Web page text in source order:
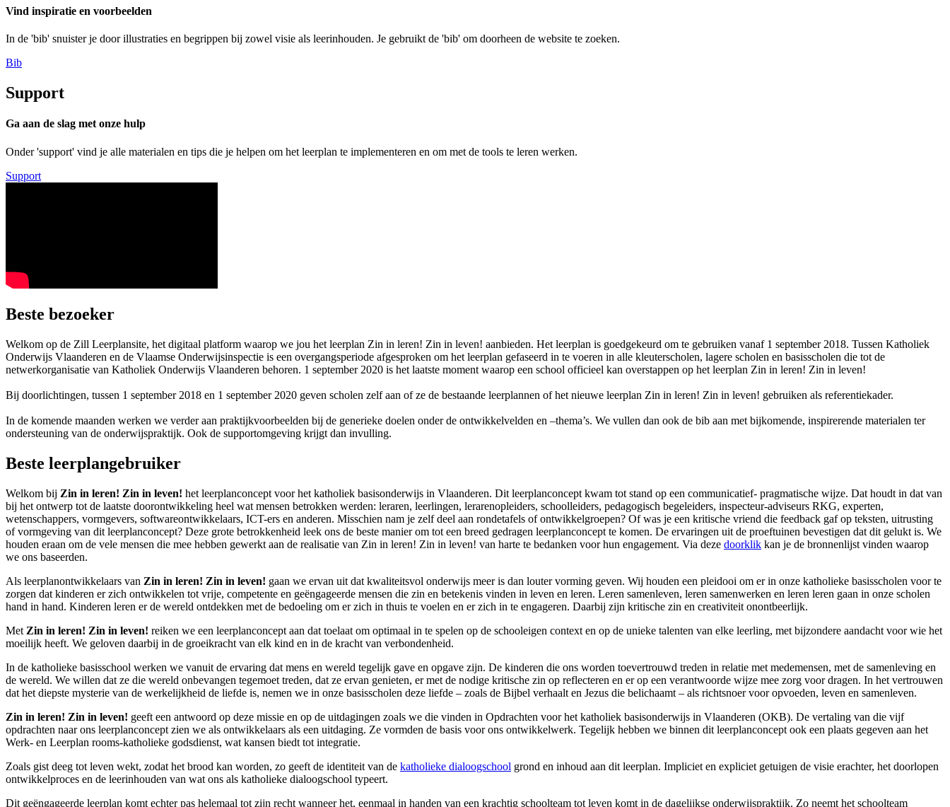
Vind inspiratie en voorbeelden
In de 'bib' snuister je door illustraties en begrippen bij zowel visie als leerinhouden. Je gebruikt de 'bib' om doorheen de website te zoeken.
Bib
Support
Ga aan de slag met onze hulp
Onder 'support' vind je alle materialen en tips die je helpen om het leerplan te implementeren en om met de tools te leren werken.
Support
Beste bezoeker
Welkom op de Zill Leerplansite, het digitaal platform waarop we jou het leerplan Zin in leren! Zin in leven! aanbieden. Het leerplan is goedgekeurd om te gebruiken vanaf 1 september 2018. Tussen Katholiek
Onderwijs Vlaanderen en de Vlaamse Onderwijsinspectie is een overgangsperiode afgesproken om het leerplan gefaseerd in te voeren in alle kleuterscholen, lagere scholen en basisscholen die tot de
netwerkorganisatie van Katholiek Onderwijs Vlaanderen behoren. 1 september 2020 is het laatste moment waarop een school officieel kan overstappen op het leerplan Zin in leren! Zin in leven!
Bij doorlichtingen, tussen 1 september 2018 en 1 september 2020 geven scholen zelf aan of ze de bestaande leerplannen of het nieuwe leerplan Zin in leren! Zin in leven! gebruiken als referentiekader.
In de komende maanden werken we verder aan praktijkvoorbeelden bij de generieke doelen onder de ontwikkelvelden en –thema’s. We vullen dan ook de bib aan met bijkomende, inspirerende materialen ter
ondersteuning van de onderwijspraktijk. Ook de supportomgeving krijgt dan invulling.
Beste leerplangebruiker
Welkom bij Zin in leren! Zin in leven! het leerplanconcept voor het katholiek basisonderwijs in Vlaanderen. Dit leerplanconcept kwam tot stand op een communicatief- pragmatische wijze. Dat houdt in dat van
bij het ontwerp tot de laatste doorontwikkeling heel wat mensen betrokken werden: leraren, leerlingen, lerarenopleiders, schoolleiders, pedagogisch begeleiders, inspecteur-adviseurs RKG, experten,
wetenschappers, vormgevers, softwareontwikkelaars, ICT-ers en anderen. Misschien nam je zelf deel aan rondetafels of ontwikkelgroepen? Of was je een kritische vriend die feedback gaf op teksten, uitrusting
of vormgeving van dit leerplanconcept? Deze grote betrokkenheid leek ons de beste manier om tot een breed gedragen leerplanconcept te komen. De ervaringen uit de proeftuinen bevestigen dat dit gelukt is. We
houden eraan om de vele mensen die mee hebben gewerkt aan de realisatie van Zin in leren! Zin in leven! van harte te bedanken voor hun engagement. Via deze doorklik kan je de bronnenlijst vinden waarop
we ons baseerden.
Als leerplanontwikkelaars van Zin in leren! Zin in leven! gaan we ervan uit dat kwaliteitsvol onderwijs meer is dan louter vorming geven. Wij houden een pleidooi om er in onze katholieke basisscholen voor te
zorgen dat kinderen er zich ontwikkelen tot vrije, competente en geëngageerde mensen die zin en betekenis vinden in leven en leren. Leren samenleven, leren samenwerken en leren leren gaan in onze scholen
hand in hand. Kinderen leren er de wereld ontdekken met de bedoeling om er zich in thuis te voelen en er zich in te engageren. Daarbij zijn kritische zin en creativiteit onontbeerlijk.
Met Zin in leren! Zin in leven! reiken we een leerplanconcept aan dat toelaat om optimaal in te spelen op de schooleigen context en op de unieke talenten van elke leerling, met bijzondere aandacht voor wie het
moeilijk heeft. We geloven daarbij in de groeikracht van elk kind en in de kracht van verbondenheid.
In de katholieke basisschool werken we vanuit de ervaring dat mens en wereld tegelijk gave en opgave zijn. De kinderen die ons worden toevertrouwd treden in relatie met medemensen, met de samenleving en
de wereld. We willen dat ze die wereld onbevangen tegemoet treden, dat ze ervan genieten, er met de nodige kritische zin op reflecteren en er op een verantwoorde wijze mee zorg voor dragen. In het vertrouwen
dat het diepste mysterie van de werkelijkheid de liefde is, nemen we in onze basisscholen deze liefde – zoals de Bijbel verhaalt en Jezus die belichaamt – als richtsnoer voor opvoeden, leven en samenleven.
Zin in leren! Zin in leven! geeft een antwoord op deze missie en op de uitdagingen zoals we die vinden in Opdrachten voor het katholiek basisonderwijs in Vlaanderen (OKB). De vertaling van die vijf
opdrachten naar ons leerplanconcept zien we als ontwikkelaars als een uitdaging. Ze vormden de basis voor ons ontwikkelwerk. Tegelijk hebben we binnen dit leerplanconcept ook een plaats gegeven aan het
Werk- en Leerplan rooms-katholieke godsdienst, wat kansen biedt tot integratie.
Zoals gist deeg tot leven wekt, zodat het brood kan worden, zo geeft de identiteit van de katholieke dialoogschool grond en inhoud aan dit leerplan. Impliciet en expliciet getuigen de visie erachter, het doorlopen
ontwikkelproces en de leerinhouden van wat ons als katholieke dialoogschool typeert.
Dit geëngageerde leerplan komt echter pas helemaal tot zijn recht wanneer het, eenmaal in handen van een krachtig schoolteam tot leven komt in de dagelijkse onderwijspraktijk. Zo neemt het schoolteam